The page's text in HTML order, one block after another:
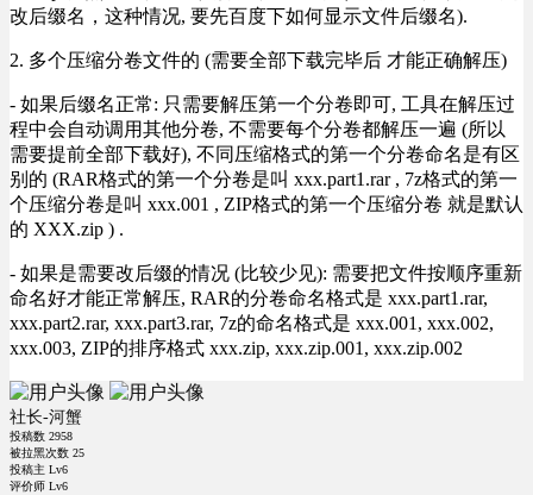
改后缀名，这种情况, 要先百度下如何显示文件后缀名).
2. 多个压缩分卷文件的 (需要全部下载完毕后 才能正确解压)
- 如果后缀名正常: 只需要解压第一个分卷即可, 工具在解压过
程中会自动调用其他分卷, 不需要每个分卷都解压一遍 (所以
需要提前全部下载好), 不同压缩格式的第一个分卷命名是有区
别的 (RAR格式的第一个分卷是叫 xxx.part1.rar , 7z格式的第一
个压缩分卷是叫 xxx.001 , ZIP格式的第一个压缩分卷 就是默认
的 XXX.zip ) .
- 如果是需要改后缀的情况 (比较少见): 需要把文件按顺序重新
命名好才能正常解压, RAR的分卷命名格式是 xxx.part1.rar,
xxx.part2.rar, xxx.part3.rar, 7z的命名格式是 xxx.001, xxx.002,
xxx.003, ZIP的排序格式 xxx.zip, xxx.zip.001, xxx.zip.002
社长-河蟹
投稿数 2958
被拉黑次数 25
投稿主 Lv6
评价师 Lv6